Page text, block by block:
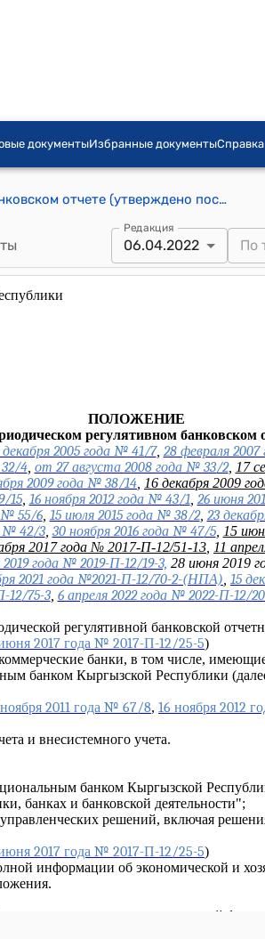
документыИзбранные документыСправка
Положение о Периодическом регулятивном банковском отчете (утверждено постановлением Правления Национального банка Кыргызской Республики от 25 августа 2005 года № 26/5)
Редакция
06.04.2022